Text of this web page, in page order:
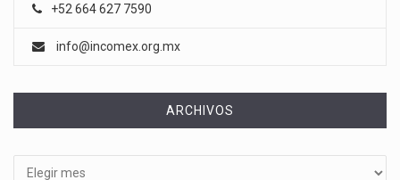
+52 664 627 7590
info@incomex.org.mx
ARCHIVOS